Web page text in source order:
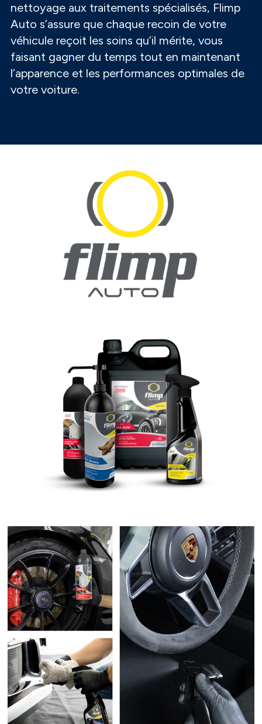
nettoyage aux traitements spécialisés, Flimp
Auto s’assure que chaque recoin de votre
véhicule reçoit les soins qu’il mérite, vous
faisant gagner du temps tout en maintenant
l’apparence et les performances optimales de
votre voiture.